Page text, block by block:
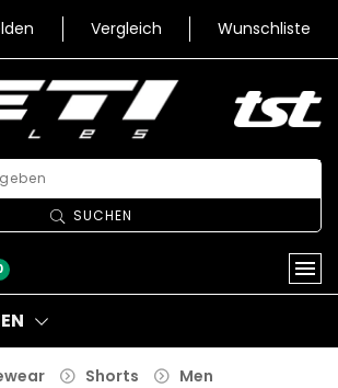
Vergleich Wunschliste
SUCHEN
Shorts Men